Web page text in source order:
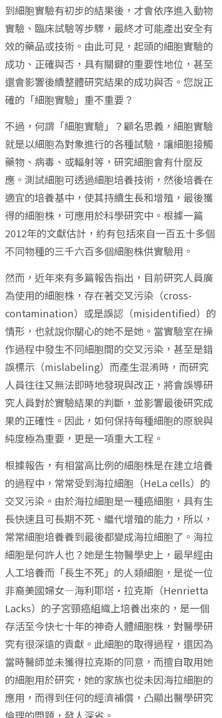
到細胞實驗有初步的結果後，才會依序進入動物
實驗、臨床試驗等步驟，最終才可能產出安全有
效的藥品或技術。由此可見，起頭的細胞實驗的
成功、正確與否，具有關鍵的重要性地位，甚至
還會影響後續整體研究結果的成功與否。您說正
確的「細胞實驗」重不重要？
不過，何謂「細胞實驗」？顧名思義，細胞實驗
就是以細胞為對象進行的各種試驗，讓細胞接觸
藥物、病毒、或輻射等，研究細胞會有什麼反
應。測試細胞可透過細胞培養技術，然後培養在
適宜的培養基中，使其持續生長和增殖，最後獲
得的細胞株，可應用於科學研究中。根據一篇
2012年的文獻估計，約有包括來自一百五十多個
不同物種的三千六百多個細胞株供實驗用。
然而，近年來有多篇報告指出，目前研究人員廣
為使用的細胞株，存在著交叉污染（cross-
contamination）或是誤認（misidentified）的
情形，也就說你關心的她不是她。當實驗室在操
作過程中發生不同細胞間的交叉污染，甚至是錯
誤標示（mislabeling）而產生混淆時，而研究
人員往往又無法即時地發現與改正，將會誤導研
究人員對於實驗結果的判斷，並影響最後研究成
果的正確性。因此，如何保持每種細胞的原貌與
純度極為重要，更是一項重大工程。
根據報告，有相當高比例的細胞株是在建立培養
的過程中，常常受到海拉細胞（HeLa cells）的
交叉污染。由於海拉細胞是一種癌細胞，具有生
長快速且可長期不死、繼代增殖的能力，所以，
常常細胞培養養到最後都變成海拉細胞了。海拉
細胞是何許人也？她是生物醫學史上，最早經由
人工培養而「長生不死」的人類細胞，是從一位
非裔美國婦女—海利耶塔•拉克斯（Henrietta
Lacks）的子宮頸癌組織上培養出來的，是一個
存活至今快七十年的神奇人體細胞株，對醫學研
究有很深遠的貢獻。此細胞的取得過程，還因為
當時醫師並未獲得拉克斯的同意，而擅自取用她
的細胞用於研究，她的家族也從未因海拉細胞的
應用，而得到任何的經濟補償，凸顯出醫學研究
倫理的問題，發人深省。